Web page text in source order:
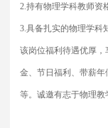
2.持有物理学科教师资
3.具备扎实的物理学科
该岗位福利待遇优厚
金、节日福利、带薪
等。诚邀有志于物理